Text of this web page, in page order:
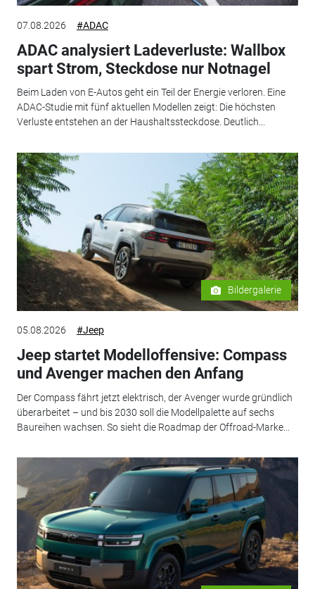
07.08.2026 #ADAC
ADAC analysiert Ladeverluste: Wallbox
spart Strom, Steckdose nur Notnagel
Beim Laden von E-Autos geht ein Teil der Energie verloren. Eine
ADAC-Studie mit fünf aktuellen Modellen zeigt: Die höchsten
Verluste entstehen an der Haushaltssteckdose. Deutlich...
Bildergalerie
05.08.2026 #Jeep
Jeep startet Modelloffensive: Compass
und Avenger machen den Anfang
Der Compass fährt jetzt elektrisch, der Avenger wurde gründlich
überarbeitet – und bis 2030 soll die Modellpalette auf sechs
Baureihen wachsen. So sieht die Roadmap der Offroad-Marke...